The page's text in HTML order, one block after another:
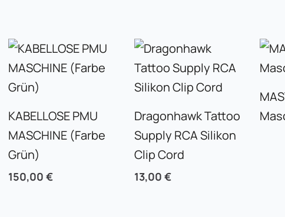
KABELLOSE PMU
MASCHINE (Farbe
Grün)
150,00€
Dragonhawk Tattoo
Supply RCA Silikon
Clip Cord
13,00 €